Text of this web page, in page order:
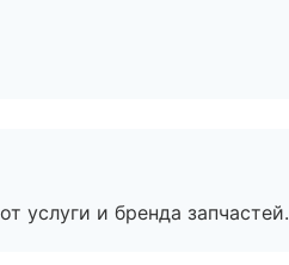
услуги и бренда запчастей.